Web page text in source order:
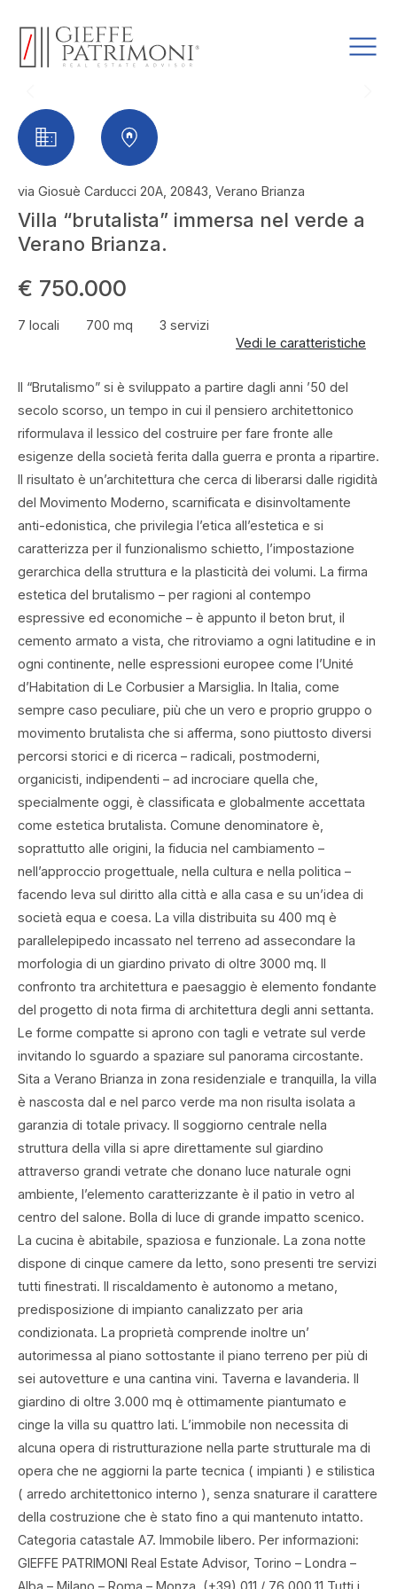
via Giosuè Carducci 20A, 20843, Verano Brianza
Villa “brutalista” immersa nel verde a
Verano Brianza.
€ 750.000
7 locali 700 mq
3 servizi
Vedi le caratteristiche
ll “Brutalismo” si è sviluppato a partire dagli anni ’50 del
secolo scorso, un tempo in cui il pensiero architettonico
riformulava il lessico del costruire per fare fronte alle
esigenze della società ferita dalla guerra e pronta a ripartire.
Il risultato è un’architettura che cerca di liberarsi dalle rigidità
del Movimento Moderno, scarnificata e disinvoltamente
anti-edonistica, che privilegia l’etica all’estetica e si
caratterizza per il funzionalismo schietto, l’impostazione
gerarchica della struttura e la plasticità dei volumi. La firma
estetica del brutalismo – per ragioni al contempo
espressive ed economiche – è appunto il beton brut, il
cemento armato a vista, che ritroviamo a ogni latitudine e in
ogni continente, nelle espressioni europee come l’Unité
d’Habitation di Le Corbusier a Marsiglia. In Italia, come
sempre caso peculiare, più che un vero e proprio gruppo o
movimento brutalista che si afferma, sono piuttosto diversi
percorsi storici e di ricerca – radicali, postmoderni,
organicisti, indipendenti – ad incrociare quella che,
specialmente oggi, è classificata e globalmente accettata
come estetica brutalista. Comune denominatore è,
soprattutto alle origini, la fiducia nel cambiamento –
nell’approccio progettuale, nella cultura e nella politica –
facendo leva sul diritto alla città e alla casa e su un’idea di
società equa e coesa. La villa distribuita su 400 mq è
parallelepipedo incassato nel terreno ad assecondare la
morfologia di un giardino privato di oltre 3000 mq. Il
confronto tra architettura e paesaggio è elemento fondante
del progetto di nota firma di architettura degli anni settanta.
Le forme compatte si aprono con tagli e vetrate sul verde
invitando lo sguardo a spaziare sul panorama circostante.
Sita a Verano Brianza in zona residenziale e tranquilla, la villa
è nascosta dal e nel parco verde ma non risulta isolata a
garanzia di totale privacy. Il soggiorno centrale nella
struttura della villa si apre direttamente sul giardino
attraverso grandi vetrate che donano luce naturale ogni
ambiente, l’elemento caratterizzante è il patio in vetro al
centro del salone. Bolla di luce di grande impatto scenico.
La cucina è abitabile, spaziosa e funzionale. La zona notte
dispone di cinque camere da letto, sono presenti tre servizi
tutti finestrati. Il riscaldamento è autonomo a metano,
predisposizione di impianto canalizzato per aria
condizionata. La proprietà comprende inoltre un’
autorimessa al piano sottostante il piano terreno per più di
sei autovetture e una cantina vini. Taverna e lavanderia. Il
giardino di oltre 3.000 mq è ottimamente piantumato e
cinge la villa su quattro lati. L’immobile non necessita di
alcuna opera di ristrutturazione nella parte strutturale ma di
opera che ne aggiorni la parte tecnica ( impianti ) e stilistica
( arredo architettonico interno ), senza snaturare il carattere
della costruzione che è stato fino a qui mantenuto intatto.
Categoria catastale A7. Immobile libero. Per informazioni:
GIEFFE PATRIMONI Real Estate Advisor, Torino – Londra –
Alba – Milano – Roma – Monza. (+39) 011 / 76.000.11 Tutti i